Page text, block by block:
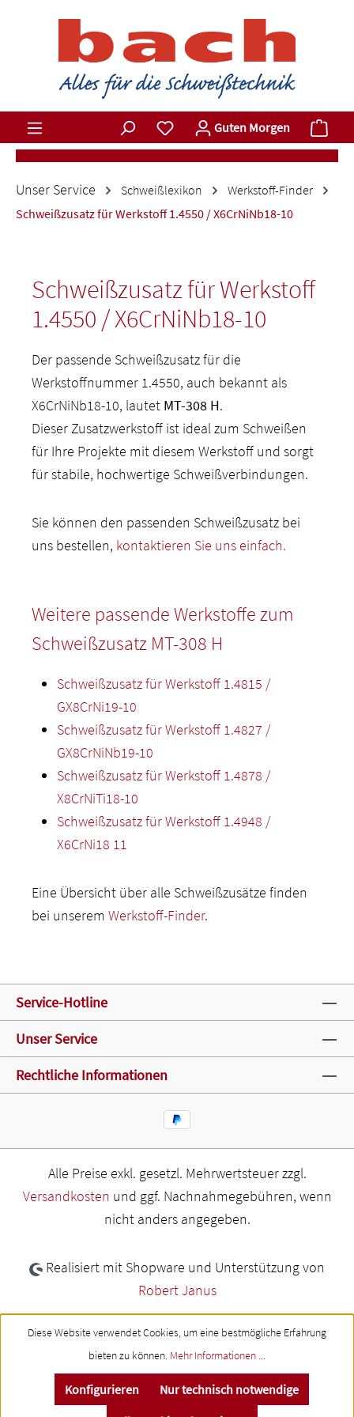
Zum Hauptinhalt springen
Du hast 0 Produkte auf dem
Guten Morgen
Unser Service Schweißlexikon
Werkstoff-Finder
Schweißzusatz für Werkstoff 1.4550 / X6CrNiNb18-10
Schweißzusatz für Werkstoff
1.4550 / X6CrNiNb18-10
Der passende Schweißzusatz für die
Werkstoffnummer 1.4550, auch bekannt als
X6CrNiNb18-10, lautet MT-308 H.
Dieser Zusatzwerkstoff ist ideal zum Schweißen
für Ihre Projekte mit diesem Werkstoff und sorgt
für stabile, hochwertige Schweißverbindungen.
Sie können den passenden Schweißzusatz bei
uns bestellen, kontaktieren Sie uns einfach.
Weitere passende Werkstoffe zum
Schweißzusatz MT-308 H
Schweißzusatz für Werkstoff 1.4815 /
GX8CrNi19-10
Schweißzusatz für Werkstoff 1.4827 /
GX8CrNiNb19-10
Schweißzusatz für Werkstoff 1.4878 /
X8CrNiTi18-10
Schweißzusatz für Werkstoff 1.4948 /
X6CrNi18 11
Eine Übersicht über alle Schweißzusätze finden
bei unserem Werkstoff-Finder.
Service-Hotline
Unser Service
Rechtliche Informationen
Alle Preise exkl. gesetzl. Mehrwertsteuer zzgl.
Versandkosten und ggf. Nachnahmegebühren, wenn
nicht anders angegeben.
Realisiert mit Shopware und Unterstützung von
Robert Janus
Diese Website verwendet Cookies, um eine bestmögliche Erfahrung
bieten zu können. Mehr Informationen ...
Nur technisch notwendige
Konfigurieren